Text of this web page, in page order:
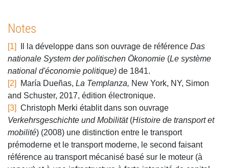
Notes
[1] Il la développe dans son ouvrage de référence Das
nationale System der politischen Ökonomie (Le système
national d'économie politique) de 1841.
[2]
María Dueñas, La Templanza, New York, NY, Simon
and Schuster, 2017, édition électronique.
[3] Christoph Merki établit dans son ouvrage
Verkehrsgeschichte und Mobilität(Histoire de transport et
mobilité) (2008) une distinction entre le transport
prémoderne et le transport moderne, le second faisant
référence au transport mécanisé basé sur le moteur (à